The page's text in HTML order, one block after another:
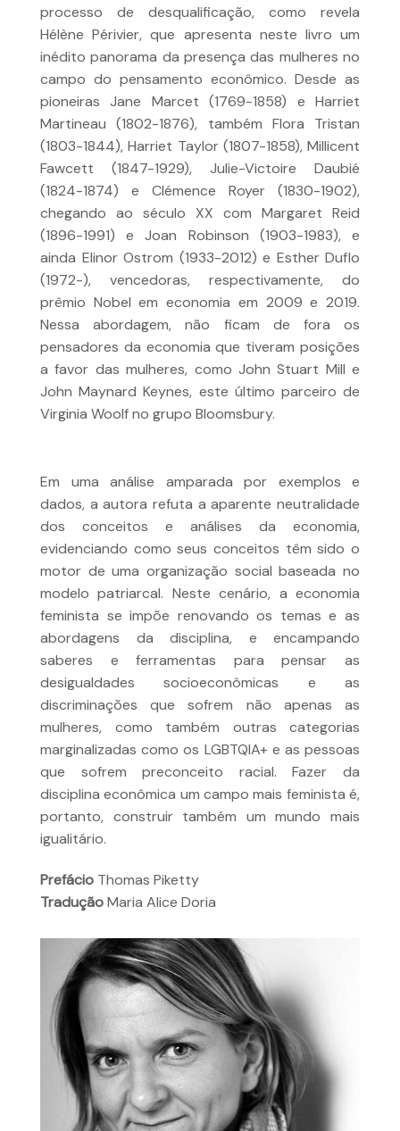
processo de desqualificação, como revela
Hélène Périvier, que apresenta neste livro um
inédito panorama da presença das mulheres no
campo do pensamento econômico. Desde as
pioneiras Jane Marcet (1769-1858) e Harriet
Martineau (1802-1876), também Flora Tristan
(1803-1844), Harriet Taylor (1807-1858), Millicent
Fawcett (1847-1929), Julie-Victoire Daubié
(1824-1874) e Clémence Royer (1830-1902),
chegando ao século XX com Margaret Reid
(1896-1991) e Joan Robinson (1903-1983), e
ainda Elinor Ostrom (1933-2012) e Esther Duflo
(1972-), vencedoras, respectivamente, do
prêmio Nobel em economia em 2009 e 2019.
Nessa abordagem, não ficam de fora os
pensadores da economia que tiveram posições
a favor das mulheres, como John Stuart Mill e
John Maynard Keynes, este último parceiro de
Virginia Woolf no grupo Bloomsbury.
Em uma análise amparada por exemplos e
dados, a autora refuta a aparente neutralidade
dos conceitos e análises da economia,
evidenciando como seus conceitos têm sido o
motor de uma organização social baseada no
modelo patriarcal. Neste cenário, a economia
feminista se impõe renovando os temas e as
abordagens da disciplina, e encampando
saberes e ferramentas para pensar as
desigualdades socioeconômicas e as
discriminações que sofrem não apenas as
mulheres, como também outras categorias
marginalizadas como os LGBTQIA+ e as pessoas
que sofrem preconceito racial. Fazer da
disciplina econômica um campo mais feminista é,
portanto, construir também um mundo mais
igualitário.
Prefácio Thomas Piketty
TraduçãoMaria Alice Doria